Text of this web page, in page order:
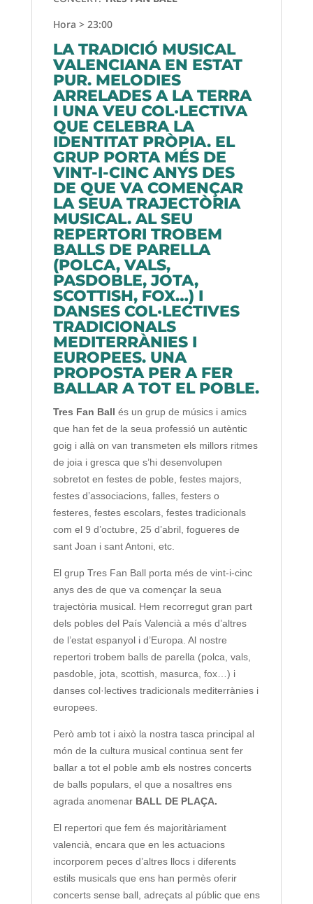
Hora > 23:00
LA TRADICIÓ MUSICAL
VALENCIANA EN ESTAT
PUR. MELODIES
ARRELADES A LA TERRA
I UNA VEU COL·LECTIVA
QUE CELEBRA LA
IDENTITAT PRÒPIA. EL
GRUP PORTA MÉS DE
VINT-I-CINC ANYS DES
DE QUE VA COMENÇAR
LA SEUA TRAJECTÒRIA
MUSICAL. AL SEU
REPERTORI TROBEM
BALLS DE PARELLA
(POLCA, VALS,
PASDOBLE, JOTA,
SCOTTISH, FOX…) I
DANSES COL·LECTIVES
TRADICIONALS
MEDITERRÀNIES I
EUROPEES. UNA
PROPOSTA PER A FER
BALLAR A TOT EL POBLE.
Tres Fan Ball és un grup de músics i amics
que han fet de la seua professió un autèntic
goig i allà on van transmeten els millors ritmes
de joia i gresca que s’hi desenvolupen
sobretot en festes de poble, festes majors,
festes d’associacions, falles, festers o
festeres, festes escolars, festes tradicionals
com el 9 d’octubre, 25 d’abril, fogueres de
sant Joan i sant Antoni, etc.
El grup Tres Fan Ball porta més de vint-i-cinc
anys des de que va començar la seua
trajectòria musical. Hem recorregut gran part
dels pobles del País Valencià a més d’altres
de l’estat espanyol i d’Europa. Al nostre
repertori trobem balls de parella (polca, vals,
pasdoble, jota, scottish, masurca, fox…) i
danses col·lectives tradicionals mediterrànies i
europees.
Però amb tot i això la nostra tasca principal al
món de la cultura musical continua sent fer
ballar a tot el poble amb els nostres concerts
de balls populars, el que a nosaltres ens
agrada anomenar BALL DE PLAÇA.
El repertori que fem és majoritàriament
valencià, encara que en les actuacions
incorporem peces d’altres llocs i diferents
estils musicals que ens han permès oferir
concerts sense ball, adreçats al públic que ens